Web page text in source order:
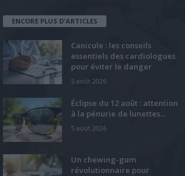
ENCORE PLUS D'ARTICLES
Canicule : les conseils
essentiels des cardiologues
pour éviter le danger
5 août 2026
Éclipse du 12 août : attention
à la pénurie de lunettes...
5 août 2026
Un chewing-gum
révolutionnaire pour